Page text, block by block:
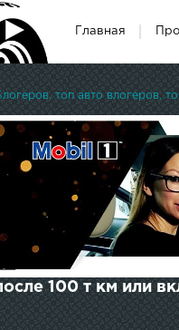
Главная
топ авто влогеров,
100 т км или